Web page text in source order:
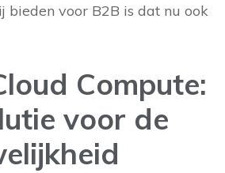
bieden voor B2B is dat nu ook
Compute:
voor de